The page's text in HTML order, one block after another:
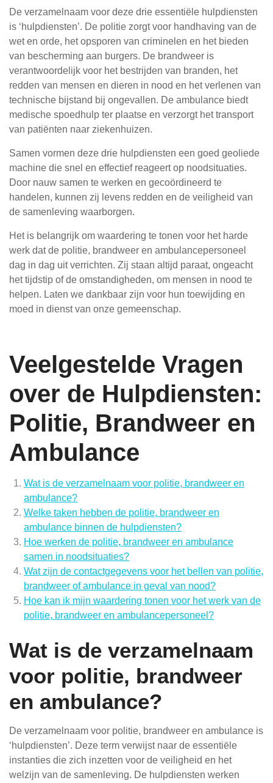
De verzamelnaam voor deze drie essentiële hulpdiensten
is ‘hulpdiensten’. De politie zorgt voor handhaving van de
wet en orde, het opsporen van criminelen en het bieden
van bescherming aan burgers. De brandweer is
verantwoordelijk voor het bestrijden van branden, het
redden van mensen en dieren in nood en het verlenen van
technische bijstand bij ongevallen. De ambulance biedt
medische spoedhulp ter plaatse en verzorgt het transport
van patiënten naar ziekenhuizen.
Samen vormen deze drie hulpdiensten een goed geoliede
machine die snel en effectief reageert op noodsituaties.
Door nauw samen te werken en gecoördineerd te
handelen, kunnen zij levens redden en de veiligheid van
de samenleving waarborgen.
Het is belangrijk om waardering te tonen voor het harde
werk dat de politie, brandweer en ambulancepersoneel
dag in dag uit verrichten. Zij staan altijd paraat, ongeacht
het tijdstip of de omstandigheden, om mensen in nood te
helpen. Laten we dankbaar zijn voor hun toewijding en
moed in dienst van onze gemeenschap.
Veelgestelde Vragen
over de Hulpdiensten:
Politie, Brandweer en
Ambulance
Wat is de verzamelnaam voor politie, brandweer en
ambulance?
Welke taken hebben de politie, brandweer en
ambulance binnen de hulpdiensten?
Hoe werken de politie, brandweer en ambulance
samen in noodsituaties?
Wat zijn de contactgegevens voor het bellen van politie,
brandweer of ambulance in geval van nood?
Hoe kan ik mijn waardering tonen voor het werk van de
politie, brandweer en ambulancepersoneel?
Wat is de verzamelnaam
voor politie, brandweer
en ambulance?
De verzamelnaam voor politie, brandweer en ambulance is
‘hulpdiensten’. Deze term verwijst naar de essentiële
instanties die zich inzetten voor de veiligheid en het
welzijn van de samenleving. De hulpdiensten werken